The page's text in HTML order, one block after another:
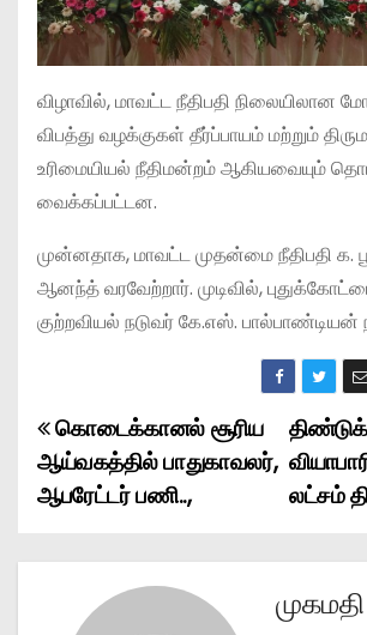
விழாவில், மாவட்ட நீதிபதி நிலையிலான
விபத்து வழக்குகள் தீர்ப்பாயம் மற்றும்
உரிமையியல் நீதிமன்றம் ஆகியவையும்
வைக்கப்பட்டன.
முன்னதாக, மாவட்ட முதன்மை நீதிபதி க.
ஆனந்த் வரவேற்றார். முடிவில்,
குற்றவியல் நடுவர் கே.எஸ். பால்பாண்டியன்
P
o
லட்சம்
கொடைக்கானல் சூரிய
ஆய்வகத்தில் பாதுகாவலர்,
ஆபரேட்டர் பணி..,
முகமதி